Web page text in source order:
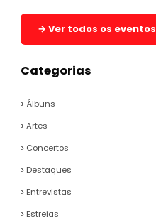
→ Ver todos os eventos
Categorias
Álbuns
Artes
Concertos
Destaques
Entrevistas
Estreias